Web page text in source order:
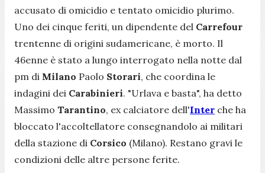
accusato di omicidio e tentato omicidio plurimo.
Uno dei cinque feriti, un dipendente del Carrefour
trentenne di origini sudamericane, è morto. Il
46enne è stato a lungo interrogato nella notte dal
pm di Milano Paolo Storari, che coordina le
indagini dei Carabinieri. "Urlava e basta", ha detto
Massimo Tarantino, ex calciatore dell'Inter che ha
bloccato l'accoltellatore consegnandolo ai militari
della stazione di Corsico (Milano). Restano gravi le
condizioni delle altre persone ferite.